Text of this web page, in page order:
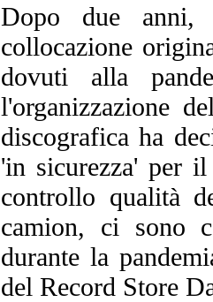
Dopo due
collocazione
dovuti alla
l'organizzazione
discografica ha
'in sicurezza' per
controllo qualità
camion, ci sono
durante la
del Record Store